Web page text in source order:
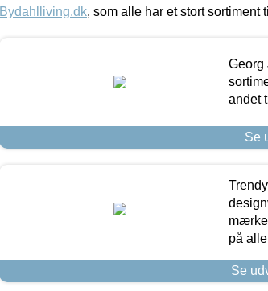
Bydahlliving.dk, som alle har et stort sortiment
Georg
andet
Se
på
Se